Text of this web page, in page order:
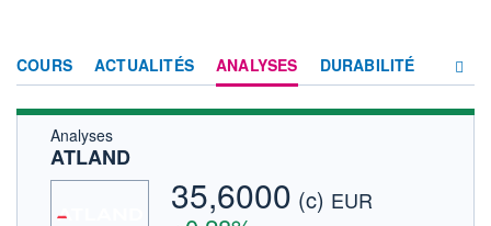
COURS ACTUALITÉS ANALYSES DURABILITÉ
FORUM
Analyses
ATLAND
35,6000 (c) EUR